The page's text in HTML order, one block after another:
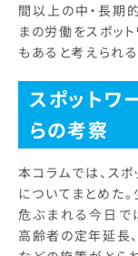
間以上の中・長期
まの労働をスポッ
もあると考えられる
スポットワ
らの考察
本コラムでは、ス
についてまとめた
危ぶまれる今日で
高齢者の定年延長